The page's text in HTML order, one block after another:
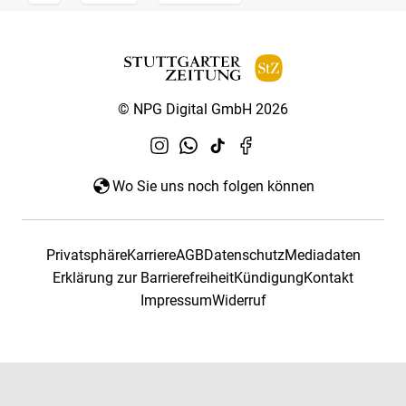
© NPG Digital GmbH 2026
Wo Sie uns noch folgen können
PrivatsphäreKarriereAGBDatenschutzMediadaten
Erklärung zur BarrierefreiheitKündigungKontakt
ImpressumWiderruf